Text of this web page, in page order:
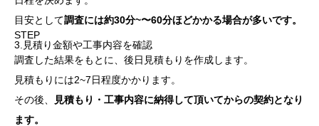
目安として調査には約30分~〜60分ほどかかる場合が多いです。
STEP
3.見積り金額や工事内容を確認
調査した結果をもとに、後日見積もりを作成します。
見積もりには2~7日程度かかります。
その後、
見積もり・工事内容に納得して頂いてからの契約となり
ます。